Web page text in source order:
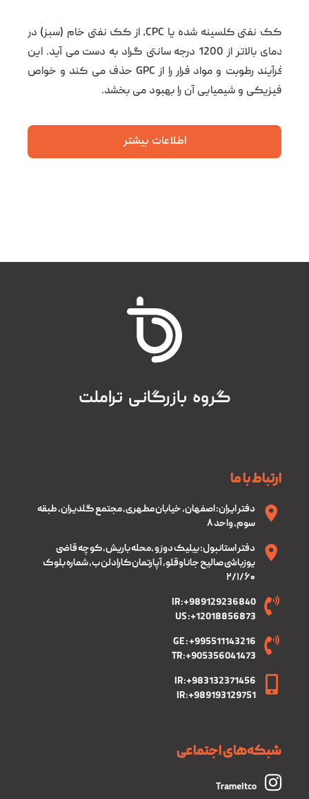
کک نفتی کلسینه شده یا CPC، از کک نفتی خام (سبز) در
دمای بالاتر از 1200 درجه سانتی گراد به دست می آید. این
فرآیند رطوبت و مواد فرار را از GPC حذف می کند و خواص
فیزیکی و شیمیایی آن را بهبود می بخشد.
اطلاعات بیشتر
گروه بازرگانی تراملت
ارتباط با ما
دفتر ایران: اصفهان، خیابان مطهری، مجتمع گلدیران، طبقه
سوم، واحد ۸
دفتر استانبول: بیلیک دوزو ،محله باریش، کوچه قاضی
یوزباشی صالیح جاناوقلو، آپارتمان کارادلن ب، شماره بلوک
۲/۱/۶۰
IR :+989129236840
US :+12018856873
GE : +995511143216
TR :+905356041473
IR :+983132371456
IR :+989193129751
شبکه‌های اجتماعی
Trameltco